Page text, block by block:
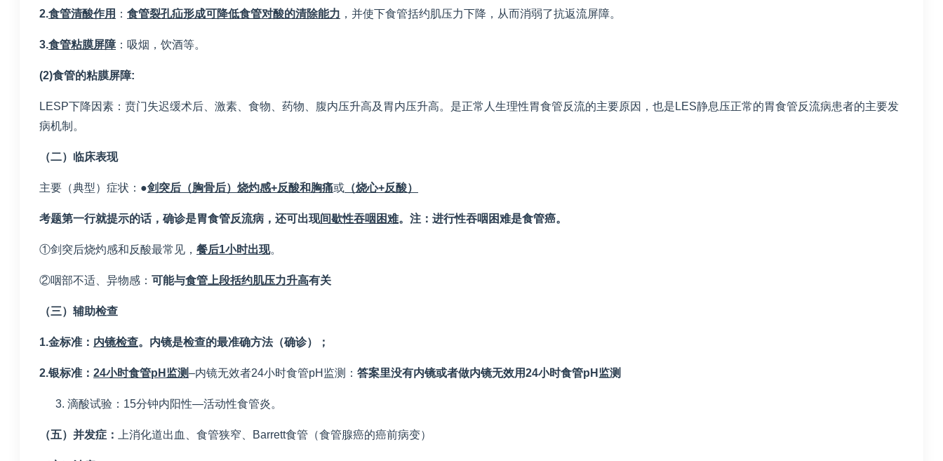
2.食管清酸作用 ： 食管裂孔疝形成可降低食管对酸的清除能力 ，并使下食管括约肌压力下降，从而消弱了抗返流屏障。
3.食管粘膜屏障：吸烟，饮酒等。
(2)食管的粘膜屏障:
LESP下降因素：贲门失迟缓术后、激素、食物、药物、腹内压升高及胃内压升高。是正常人生理性胃食管反流的主要原因，也是LES静息压正常的胃食管反流病患者的主要发
病机制。
（二）临床表现
主要（典型）症状：●剑突后（胸骨后）烧灼感+反酸和胸痛或 （烧心+反酸）
考题第一行就提示的话，确诊是胃食管反流病，还可出现间歇性吞咽困难。注：进行性吞咽困难是食管癌。
①剑突后烧灼感和反酸最常见， 餐后1小时出现。
②咽部不适、异物感： 可能与食管上段括约肌压力升高有关
（三）辅助检查
1.金标准： 内镜检查。内镜是检查的最准确方法（确诊）；
2.银标准： 24小时食管pH 监测–内镜无效者24小时食管pH监测： 答案里没有内镜或者做内镜无效用24小时食管pH 监测
滴酸试验：15分钟内阳性—活动性食管炎。
（五）并发症： 上消化道出血、食管狭窄、Barrett食管（食管腺癌的癌前病变）